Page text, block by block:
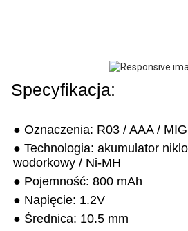
Specyfikacja:
● Oznaczenia: R03 / AAA /
● Technologia: akumulator
wodorkowy / Ni-MH
● Pojemność: 800 mAh
● Napięcie: 1.2V
● Średnica: 10.5 mm